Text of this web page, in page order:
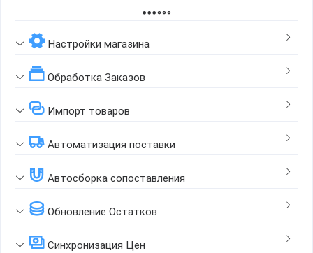
Настройки магазина
Обработка Заказов
Импорт товаров
Автоматизация поставки
Автосборка сопоставления
Обновление Остатков
Синхронизация Цен